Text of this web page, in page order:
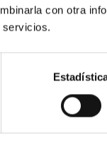
con otra
servicios.